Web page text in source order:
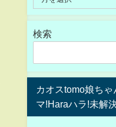
検索
カオスtomo娘ち
マ!Haraハラ!未解